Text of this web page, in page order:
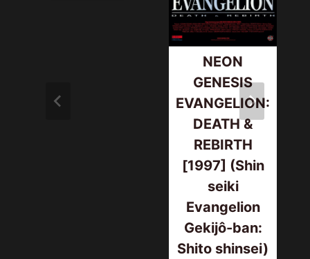
NEON
GENESIS
EVANGELION:
DEATH &
REBIRTH
[1997] (Shin
seiki
Evangelion
Gekijô-ban:
Shito shinsei)